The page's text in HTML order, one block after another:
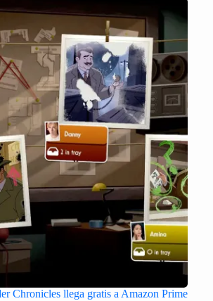
Chronicles llega gratis a Amazon Prime